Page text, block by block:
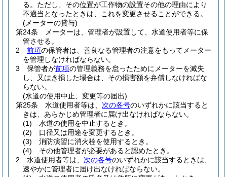
る。 ただし、その位置が工作物の設置その他の理由により
不適当となったときは、これを変更させることができる。
(メーターの貸与)
第24条
メーターは、管理者が設置して、水道使用者等に保
管させる。
2
前項の保管者は、善良なる管理者の注意をもってメーター
を管理しなければならない。
3
保管者が前項の管理義務を怠ったためにメーターを滅失
し、又はき損した場合は、その損害額を弁償しなければな
らない。
(水道の使用中止、変更等の届出)
第25条
水道使用者等は、 次の各号のいずれかに該当すると
きは、あらかじめ管理者に届け出なければならない。
(1)
水道の使用を中止するとき。
(2)
口径又は用途を変更するとき。
(3)
消防演習に消火栓を使用するとき。
(4)
その他管理者が必要があると認めたとき。
2
水道使用者等は、 次の各号のいずれかに該当するときは、
速やかに管理者に届け出なければならない。